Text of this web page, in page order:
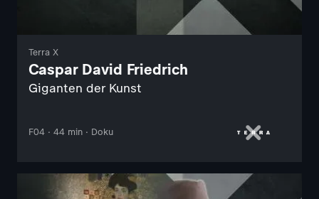
Terra X
Caspar David Friedrich
Giganten der Kunst
F04 · 44 min · Doku